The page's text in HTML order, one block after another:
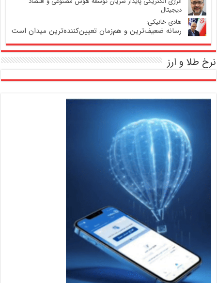
دیجیتال
هادی خانیکی:
رسانه ضعیف‌ترین و هم‌زمان تعیین‌کننده‌ترین میدان است
نرخ طلا و ارز